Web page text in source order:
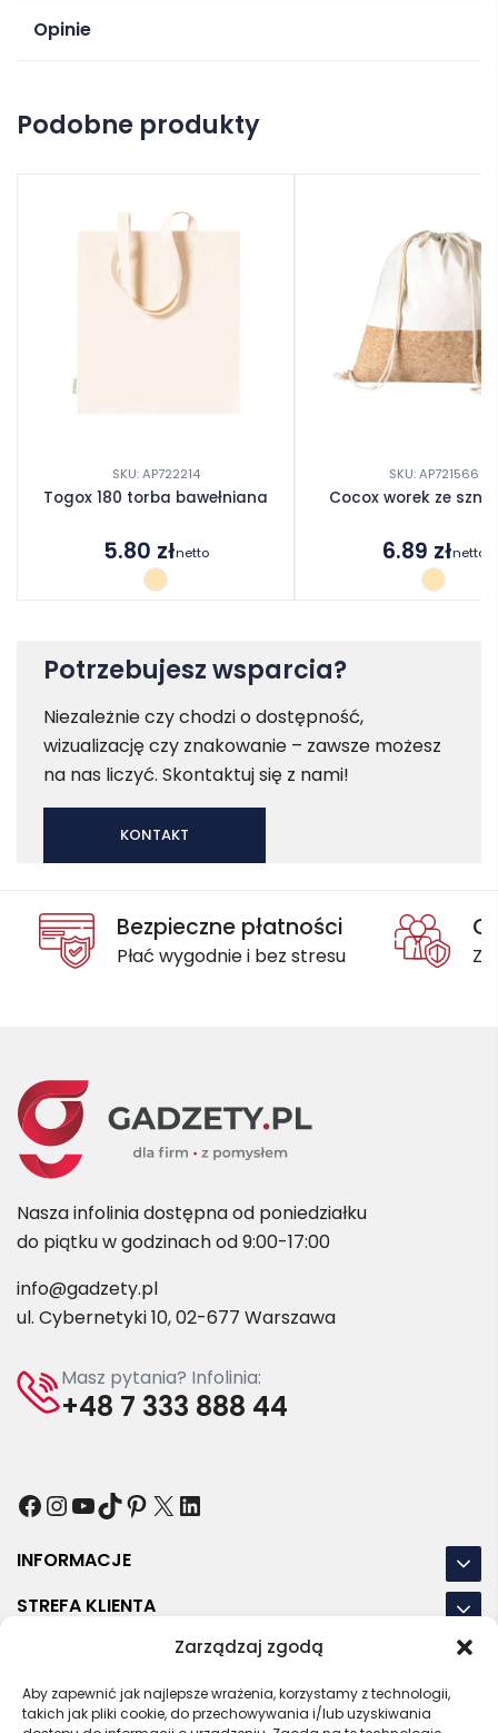
Zarządzaj zgodą
Aby zapewnić jak najlepsze wrażenia, korzystamy z technologii,
takich jak pliki cookie, do przechowywania i/lub uzyskiwania
Opinie
Podobne produkty
SKU: AP722214
Togox 180 torba bawełniana
5.80 złnetto
SKU: AP721566
Cocox worek ze
6.89 złnetto
Potrzebujesz wsparcia?
Niezależnie czy chodzi o dostępność,
wizualizację czy znakowanie – zawsze możesz
na nas liczyć. Skontaktuj się z nami!
KONTAKT
Bezpieczne płatności
Płać wygodnie i bez stresu
Nasza infolinia dostępna od poniedziałku
do piątku w godzinach od 9:00-17:00
info@gadzety.pl
ul. Cybernetyki 10, 02-677 Warszawa
Masz pytania? Infolinia:
+48 7 333 888 44
Facebook
Instagram
YouTube
TikTok
Pinterest
X LinkedIn
INFORMACJE
STREFA KLIENTA
NASZE LOKALIZACJE
OSTATNIE POSTY